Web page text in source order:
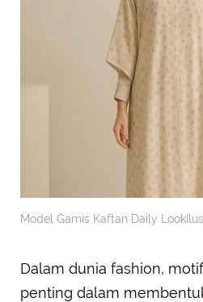
Model Gamis Kaftan Daily
Dalam dunia fashion,
penting dalam